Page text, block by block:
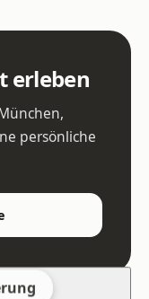
erleben
persönliche